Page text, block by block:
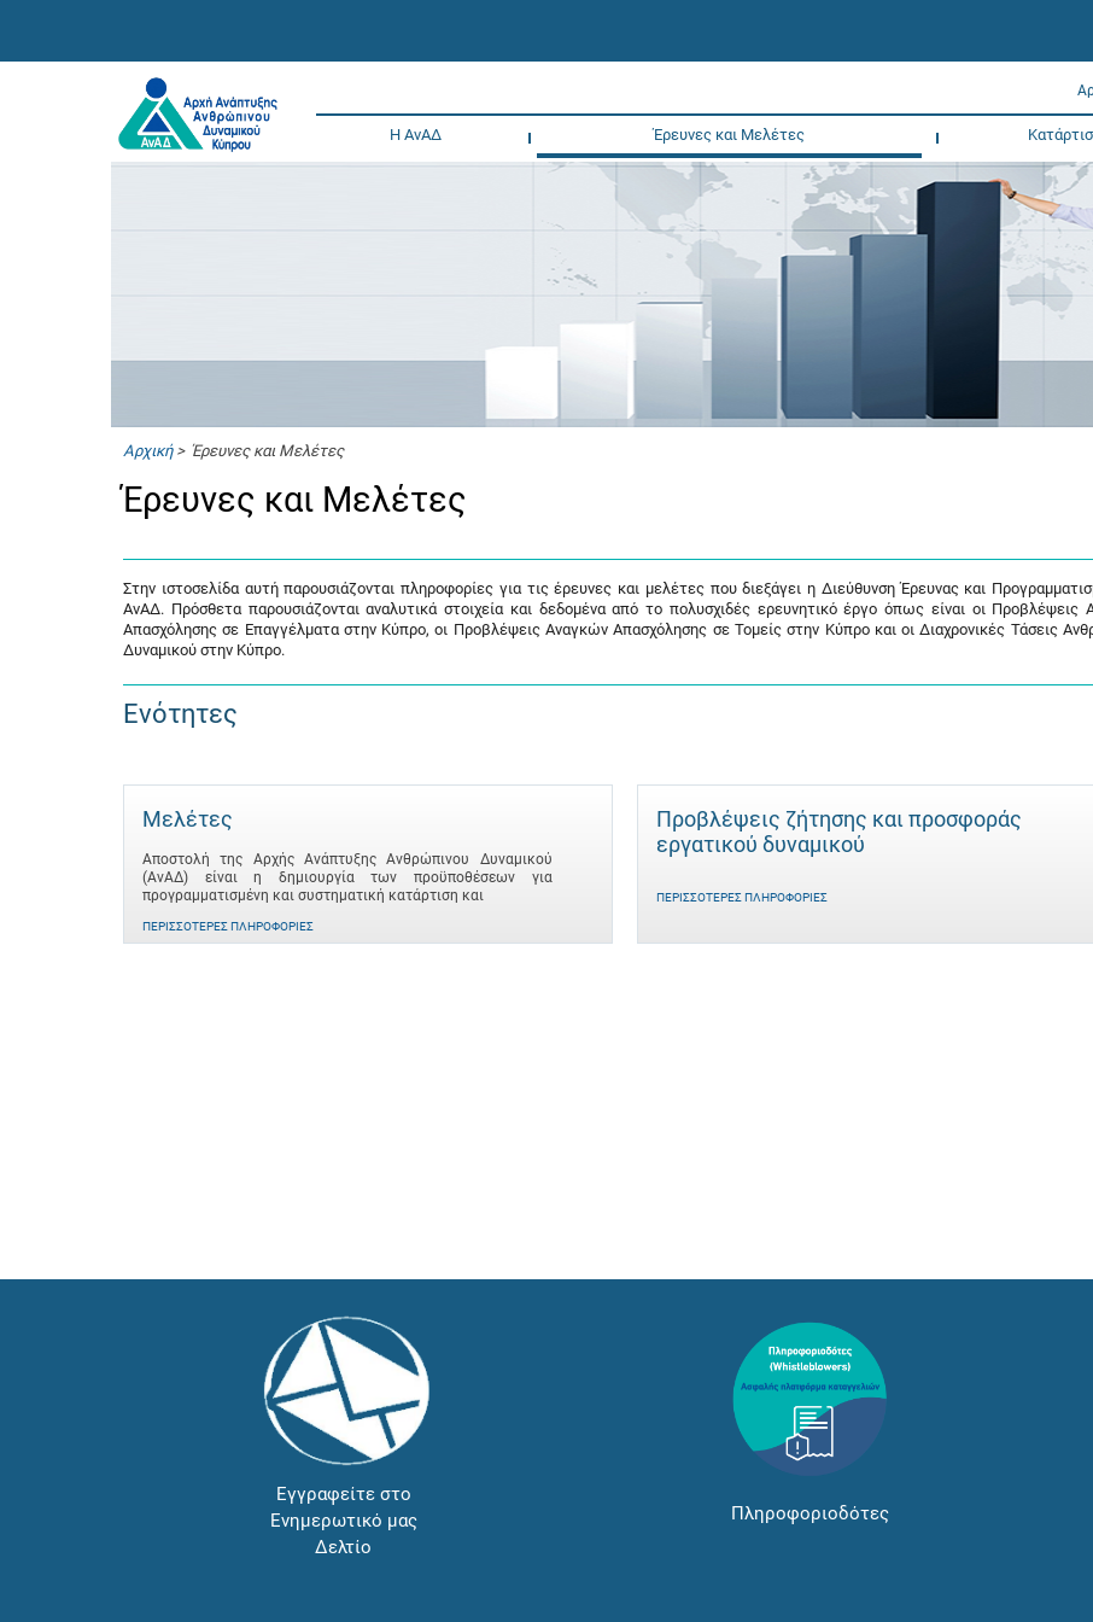
Η ΑνΑΔ Έρευνες και Μελέτες
Αρχική> Έρευνες και Μελέτες
Έρευνες και Μελέτες
Στην ιστοσελίδα αυτή παρουσιάζονται πληροφορίες για τις έρευνες και μελέτες που διεξάγει η Διεύθυνση Έρευνας και
ΑνΑΔ. Πρόσθετα παρουσιάζονται αναλυτικά στοιχεία και δεδομένα από το πολυσχιδές ερευνητικό έργο όπως είναι οι Προβλέψεις
Απασχόλησης σε Επαγγέλματα στην Κύπρο, οι Προβλέψεις Αναγκών Απασχόλησης σε Τομείς στην Κύπρο και οι Διαχρονικές Τάσεις
Δυναμικού στην Κύπρο.
Ενότητες
Μελέτες
Αποστολή της Αρχής Ανάπτυξης Ανθρώπινου Δυναμικού
(ΑνΑΔ) είναι η δημιουργία των προϋποθέσεων για
προγραμματισμένη και συστηματική κατάρτιση και
ΠΕΡΙΣΣΌΤΕΡΕΣ ΠΛΗΡΟΦΟΡΊΕΣ
Προβλέψεις ζήτησης και προσφοράς
εργατικού δυναμικού
ΠΕΡΙΣΣΌΤΕΡΕΣ ΠΛΗΡΟΦΟΡΊΕΣ
Εγγραφείτε στο
Ενημερωτικό μας
Δελτίο
Πληροφοριοδότες